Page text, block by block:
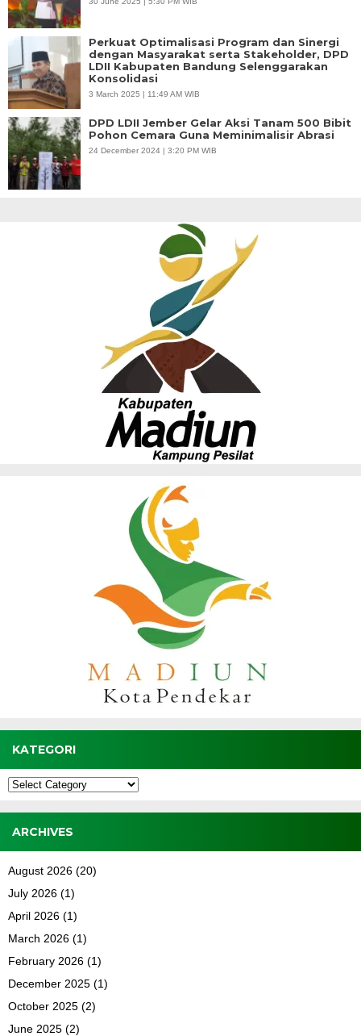
Perkuat Optimalisasi Program dan Sinergi
dengan Masyarakat serta Stakeholder, DPD
LDII Kabupaten Bandung Selenggarakan
Konsolidasi
3 March 2025 | 11:49 AM WIB
DPD LDII Jember Gelar Aksi Tanam 500 Bibit
Pohon Cemara Guna Meminimalisir Abrasi
24 December 2024 | 3:20 PM WIB
KATEGORI
Kategori
ARCHIVES
August 2026 (20)
July 2026 (1)
April 2026 (1)
March 2026 (1)
February 2026 (1)
December 2025 (1)
October 2025 (2)
June 2025 (2)